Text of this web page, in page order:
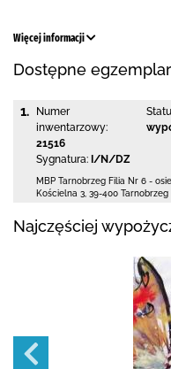
Więcej informacji
Dostępne
1.
Numer
inwentarzowy:
21516
Sygnatura: I/N/DZ
MBP Tarnobrzeg Filia Nr 6 -
Kościelna 3 39-400 Tarnobrzeg
Najczęściej